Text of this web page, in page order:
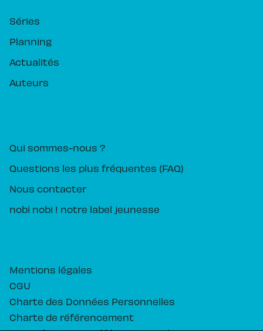
Séries
Planning
Actualités
Auteurs
Qui sommes-nous ?
Questions les plus fréquentes (FAQ)
Nous contacter
nobi nobi ! notre label jeunesse
Mentions légales
CGU
Charte des Données Personnelles
Charte de référencement